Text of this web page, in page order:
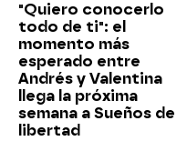
"Quiero conocerlo
todo de ti": el
momento más
esperado entre
Andrés y Valentina
llega la próxima
semana a Sueños de
libertad